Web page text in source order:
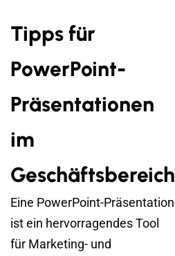
Tipps für
PowerPoint-
Präsentationen
im
Geschäftsbereich
Eine PowerPoint-Präsentation
ist ein hervorragendes Tool
für Marketing- und